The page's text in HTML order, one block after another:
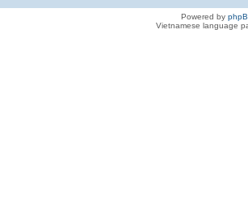
Powered by
Vietnamese language